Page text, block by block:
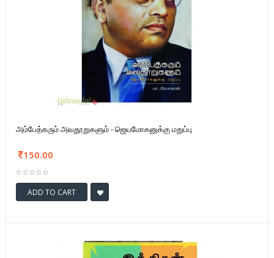
அம்பேத்கரும் அவதூறுகளும் - ஜெயமோகனுக்கு மறுப்பு
150.00
ADD TO CART